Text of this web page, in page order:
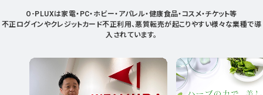
O-PLUXは家電・PC・ホビー・アパレル・健康食品・コスメ・チケット等
不正ログインやクレジットカード不正利用、悪質転売が起こりやすい様々な業種で導
入されています。